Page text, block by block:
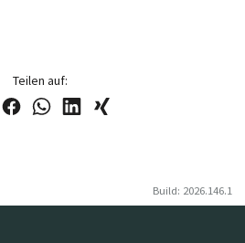
Teilen auf:
Build: 2026.146.1